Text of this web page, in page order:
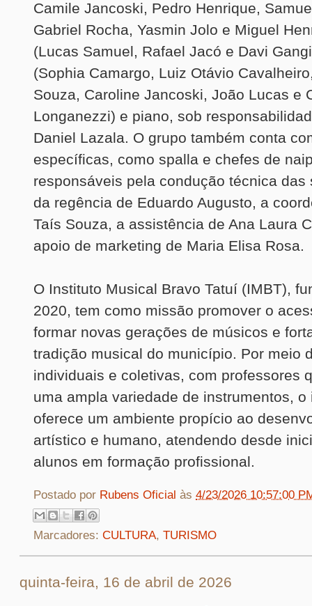
Camile Jancoski, Pedro Henrique,
Gabriel Rocha, Yasmin Jolo e Miguel
(Lucas Samuel, Rafael Jacó e Davi
(Sophia Camargo, Luiz Otávio
Souza, Caroline Jancoski, João Lucas e
Longanezzi) e piano, sob
Daniel Lazala. O grupo também conta
específicas, como spalla e chefes de
responsáveis pela condução técnica das
da regência de Eduardo Augusto, a
Taís Souza, a assistência de Ana Laura
apoio de marketing de Maria Elisa Rosa.
O Instituto Musical Bravo Tatuí (IMBT),
2020, tem como missão promover o
formar novas gerações de músicos e
tradição musical do município. Por meio
individuais e coletivas, com professores
uma ampla variedade de instrumentos, o
oferece um ambiente propício ao
artístico e humano, atendendo desde
alunos em formação profissional.
Postado por Rubens Oficial às 4/23/2026 10:57:00
Marcadores: CULTURA, TURISMO
quinta-feira, 16 de abril de 2026